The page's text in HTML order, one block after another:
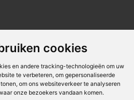
cookies
en andere tracking-technologieën om uw
te verbeteren, om gepersonaliseerde
om ons websiteverkeer te analyseren
onze bezoekers vandaan komen.
Haaksbergen